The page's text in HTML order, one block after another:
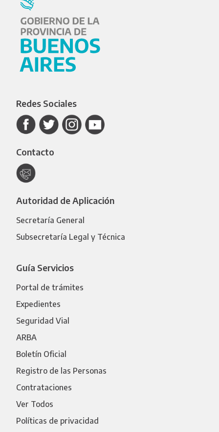
Redes Sociales
Contacto
Autoridad de Aplicación
Secretaría General
Subsecretaría Legal y Técnica
Guía Servicios
Portal de trámites
Expedientes
Seguridad Vial
ARBA
Boletín Oficial
Registro de las Personas
Contrataciones
Ver Todos
Políticas de privacidad